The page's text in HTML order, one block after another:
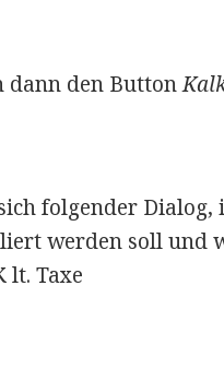
dann den Button
folgender Dialog,
werden soll und
lt. Taxe